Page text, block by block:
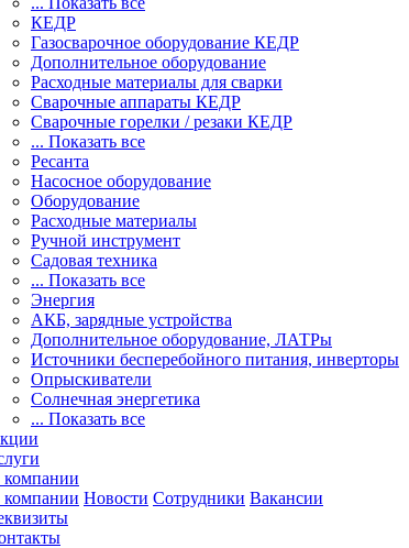
КЕДР
Газосварочное оборудование КЕДР
Дополнительное оборудование
Расходные материалы для сварки
Сварочные аппараты КЕДР
Сварочные горелки / резаки КЕДР
... Показать все
Ресанта
Насосное оборудование
Оборудование
Расходные материалы
Ручной инструмент
Садовая техника
... Показать все
Энергия
АКБ, зарядные устройства
Дополнительное оборудование, ЛАТРы
Источники бесперебойного питания, инверторы
Опрыскиватели
Солнечная энергетика
... Показать все
Новости Сотрудники Вакансии